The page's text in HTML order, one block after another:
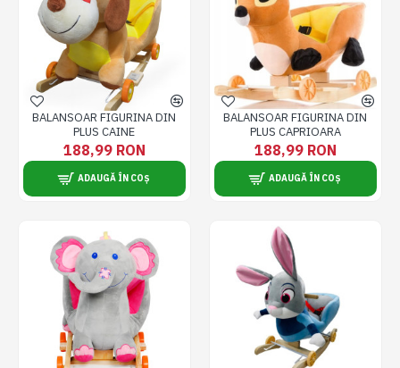
BALANSOAR FIGURINA DIN
PLUS CAINE
188,99 RON
ADAUGĂ ÎN COȘ
BALANSOAR FIGURINA DIN
PLUS CAPRIOARA
188,99 RON
ADAUGĂ ÎN COȘ